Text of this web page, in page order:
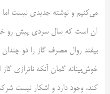
می‌کنیم و نوشته جدیدی نیست
آن است که سال سردی پیش رو
بیفتد روال مصرف گاز را دو
کند، وجود دارد و اشکار نیست